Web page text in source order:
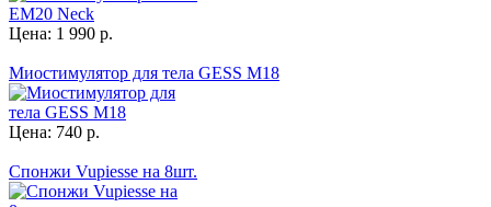
Цена: 1 990 р.
Миостимулятор для тела GESS M18
Цена: 740 р.
Спонжи Vupiesse на 8шт.